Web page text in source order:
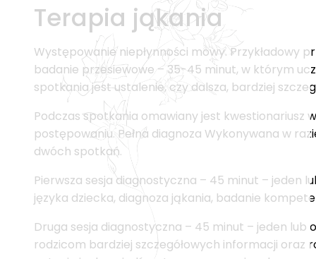
Terapia jąkania
Występowanie niepłynności mowy. Przykładowy
badanie przesiewowe – 35-45 minut, w którym
spotkania jest ustalenie, czy dalsza, bardziej
Podczas spotkania omawiany jest kwestionariusz
postępowaniu. Pełna diagnoza Wykonywana w
dwóch spotkań.
Pierwsza sesja diagnostyczna – 45 minut – jeden
języka dziecka, diagnoza jąkania, badanie
Druga sesja diagnostyczna – 45 minut – jeden lub
rodzicom bardziej szczegółowych informacji oraz